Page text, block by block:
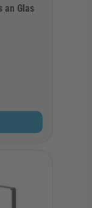
an Glas